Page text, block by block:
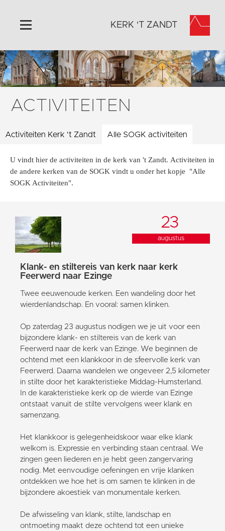
Home
Algemeen
Historie
Activiteiten
Contact
Vaktaal
KERK 'T ZANDT
ACTIVITEITEN
Activiteiten Kerk 't Zandt Alle SOGK activiteiten
U vindt hier de activiteiten in de kerk van 't Zandt. Activiteiten in
de andere kerken van de SOGK vindt u onder het kopje "Alle
SOGK Activiteiten".
23
augustus
Klank- en stiltereis van kerk naar kerk
Feerwerd naar Ezinge
Twee eeuwenoude kerken. Een wandeling door het
wierdenlandschap. En vooral: samen klinken.
Op zaterdag 23 augustus nodigen we je uit voor een
bijzondere klank- en stiltereis van de kerk van
Feerwerd naar de kerk van Ezinge. We beginnen de
ochtend met een klankkoor in de sfeervolle kerk van
Feerwerd. Daarna wandelen we ongeveer 2,5 kilometer
in stilte door het karakteristieke Middag-Humsterland.
In de karakteristieke kerk op de wierde van Ezinge
ontstaat vanuit de stilte vervolgens weer klank en
samenzang.
Het klankkoor is gelegenheidskoor waar elke klank
welkom is. Expressie en verbinding staan centraal. We
zingen geen liederen en je hebt geen zangervaring
nodig. Met eenvoudige oefeningen en vrije klanken
ontdekken we hoe het is om samen te klinken in de
bijzondere akoestiek van monumentale kerken.
De afwisseling van klank, stilte, landschap en
ontmoeting maakt deze ochtend tot een unieke